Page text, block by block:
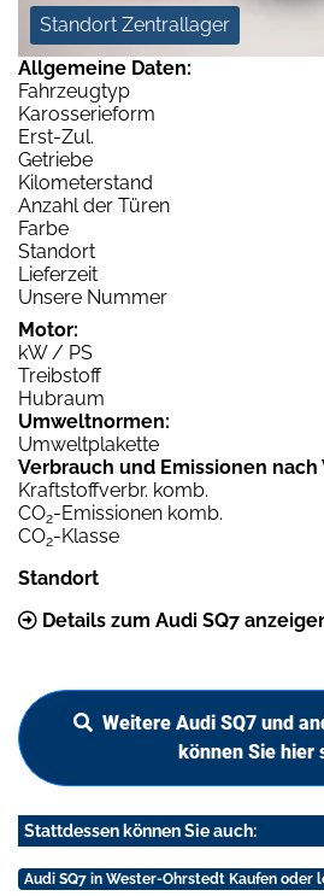
Standort Zentrallager
Allgemeine Daten:
Fahrzeugtyp
Karosserieform
Erst-Zul.
Getriebe
Kilometerstand
Anzahl der Türen
Farbe
Standort
Lieferzeit
Unsere Nummer
Motor:
kW / PS
Treibstoff
Hubraum
Umweltnormen:
Umweltplakette
Verbrauch und Emissionen nach
Kraftstoffverbr. komb.
CO2-Emissionen komb.
CO2-Klasse
Standort
Details zum Audi SQ7
Weitere Audi SQ7 und
können Sie hier
Stattdessen können Sie auch:
Audi SQ7 in Wester-Ohrstedt Kaufen oder